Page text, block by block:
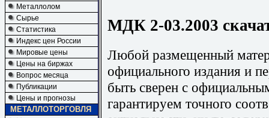
Металлолом
Сырье
Статистика
Индекс цен России
Мировые цены
Цены на биржах
Вопрос месяца
Публикации
Цены и прогнозы
МЕТАЛЛОТОРГОВЛЯ
МДК 2-03.2003
Любой размещенный
официального издания и
быть сверен с
гарантируем точного